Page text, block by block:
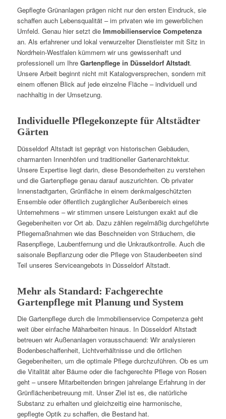
Gepflegte Grünanlagen prägen nicht nur den ersten Eindruck, sie
schaffen auch Lebensqualität – im privaten wie im gewerblichen
Umfeld. Genau hier setzt die Immobilienservice Competenza
an. Als erfahrener und lokal verwurzelter Dienstleister mit Sitz in
Nordrhein-Westfalen kümmern wir uns gewissenhaft und
professionell um Ihre Gartenpflege in Düsseldorf Altstadt.
Unsere Arbeit beginnt nicht mit Katalogversprechen, sondern mit
einem offenen Blick auf jede einzelne Fläche – individuell und
nachhaltig in der Umsetzung.
Individuelle Pflegekonzepte für Altstädter
Gärten
Düsseldorf Altstadt ist geprägt von historischen Gebäuden,
charmanten Innenhöfen und traditioneller Gartenarchitektur.
Unsere Expertise liegt darin, diese Besonderheiten zu verstehen
und die Gartenpflege genau darauf auszurichten. Ob privater
Innenstadtgarten, Grünfläche in einem denkmalgeschützten
Ensemble oder öffentlich zugänglicher Außenbereich eines
Unternehmens – wir stimmen unsere Leistungen exakt auf die
Gegebenheiten vor Ort ab. Dazu zählen regelmäßig durchgeführte
Pflegemaßnahmen wie das Beschneiden von Sträuchern, die
Rasenpflege, Laubentfernung und die Unkrautkontrolle. Auch die
saisonale Bepflanzung oder die Pflege von Staudenbeeten sind
Teil unseres Serviceangebots in Düsseldorf Altstadt.
Mehr als Standard: Fachgerechte
Gartenpflege mit Planung und System
Die Gartenpflege durch die Immobilienservice Competenza geht
weit über einfache Mäharbeiten hinaus. In Düsseldorf Altstadt
betreuen wir Außenanlagen vorausschauend: Wir analysieren
Bodenbeschaffenheit, Lichtverhältnisse und die örtlichen
Gegebenheiten, um die optimale Pflege durchzuführen. Ob es um
die Vitalität alter Bäume oder die fachgerechte Pflege von Rosen
geht – unsere Mitarbeitenden bringen jahrelange Erfahrung in der
Grünflächenbetreuung mit. Unser Ziel ist es, die natürliche
Substanz zu erhalten und gleichzeitig eine harmonische,
gepflegte Optik zu schaffen, die Bestand hat.